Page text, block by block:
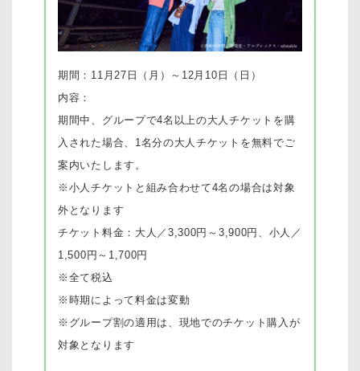
期間：11月27日（月）～12月10日（日）
内容：
期間中、グループで4名以上の大人チケットを購
入された場合、1名分の大人チケットを無料でご
案内いたします。
※小人チケットと組み合わせて4名の場合は対象
外となります
チケット料金：大人／3,300円～3,900円、小人／
1,500円～1,700円
※全て税込
※時期によって料金は変動
※グループ割の適用は、現地でのチケット購入が
対象となります